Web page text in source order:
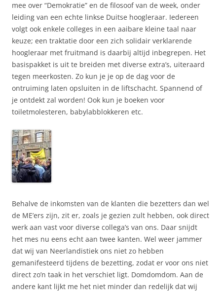
mee over “Demokratie” en de filosoof van de week, onder
leiding van een echte linkse Duitse hoogleraar. Iedereen
volgt ook enkele colleges in een aaibare kleine taal naar
keuze; een traktatie door een zich solidair verklarende
hoogleraar met fruitmand is daarbij altijd inbegrepen. Het
basispakket is uit te breiden met diverse extra’s, uiteraard
tegen meerkosten. Zo kun je je op de dag voor de
ontruiming laten opsluiten in de liftschacht. Spannend of
je ontdekt zal worden! Ook kun je boeken voor
toiletmolesteren, babylabblokkeren etc.
Behalve de inkomsten van de klanten die bezetters dan wel
de ME’ers zijn, zit er, zoals je gezien zult hebben, ook direct
werk aan vast voor diverse collega’s van ons. Daar snijdt
het mes nu eens echt aan twee kanten. Wel weer jammer
dat wij van Neerlandistiek ons niet zo hebben
gemanifesteerd tijdens de bezetting, zodat er voor ons niet
direct zo’n taak in het verschiet ligt. Domdomdom. Aan de
andere kant lijkt me het niet minder dan redelijk dat wij